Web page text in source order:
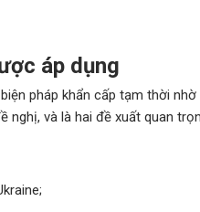
áp dụng
pháp khẩn cấp tạm thời nhờ
nghị, và là hai đề xuất quan